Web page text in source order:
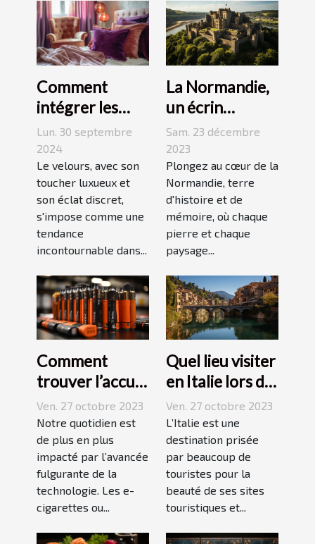
Comment
intégrer les
accessoires en
velours dans
votre quotidien
Lun. 30 septembre
2024
Le velours, avec son
toucher luxueux et
son éclat discret,
s'impose comme une
tendance
incontournable dans...
La Normandie,
un écrin
historique pour
des
événements
mémorables
Sam. 23 décembre
2023
Plongez au cœur de la
Normandie, terre
d'histoire et de
mémoire, où chaque
pierre et chaque
paysage...
Comment
trouver l’accu
idéal pour sa e-
cigarette ?
Ven. 27 octobre 2023
Notre quotidien est
de plus en plus
impacté par l’avancée
fulgurante de la
technologie. Les e-
cigarettes ou...
Quel lieu visiter
en Italie lors de
vos vacances ?
Ven. 27 octobre 2023
L’Italie est une
destination prisée
par beaucoup de
touristes pour la
beauté de ses sites
touristiques et...